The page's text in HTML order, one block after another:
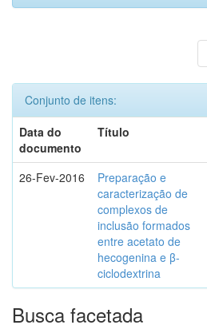
Conjunto de itens:
Data do
documento
Título
26-Fev-2016
Preparação e
caracterização de
complexos de
inclusão formados
entre acetato de
hecogenina e β-
ciclodextrina
Busca facetada